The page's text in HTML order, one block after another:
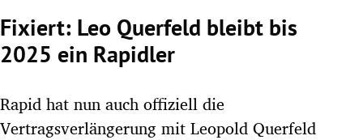
Fixiert: Leo Querfeld bleibt bis
2025 ein Rapidler
Rapid hat nun auch offiziell die
Vertragsverlängerung mit Leopold Querfeld